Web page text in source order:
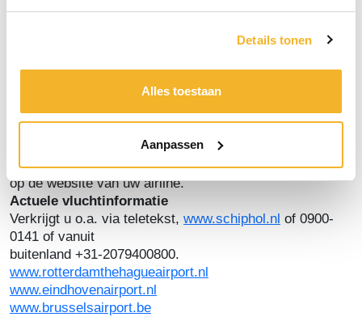
Details tonen
Alles toestaan
Aanpassen
online (met creditcard betaling) of kunt u gelijk met uw
en kan het zijn dat u niet naast elkaar kunt zitten.
Weersinvloed en vertraging
zorgen dat uw vlucht mogelijk is/ wordt vertraagd.
Bestaat die kans, check dan de actuele vluchtinformatie
op de website van uw airline.
Actuele vluchtinformatie
Verkrijgt u o.a. via teletekst, www.schiphol.nl of 0900-
0141 of vanuit
buitenland +31-2079400800.
www.rotterdamthehagueairport.nl
www.eindhovenairport.nl
www.brusselsairport.be